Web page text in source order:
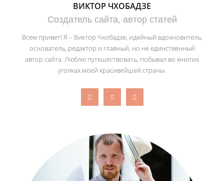
ВИКТОР ЧХОБАДЗЕ
Создатель сайта, автор статей
Всем привет! Я – Виктор Чхобадзе, идейный вдохновитель,
основатель, редактор и главный, но не единственный
автор сайта. Люблю путешествовать, побывал во многих
уголках моей красивейшей страны.